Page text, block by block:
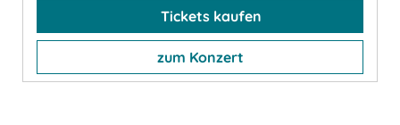
Tickets kaufen
zum Konzert